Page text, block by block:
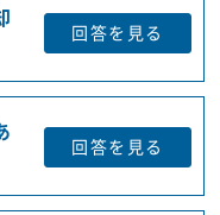
回答を 見る
回答を 見る